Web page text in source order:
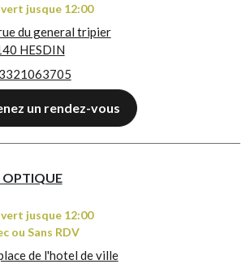
jusque 12:00
du general tripier
HESDIN
un rendez-vous
OPTIQUE
jusque 12:00
ou Sans RDV
de l'hotel de ville